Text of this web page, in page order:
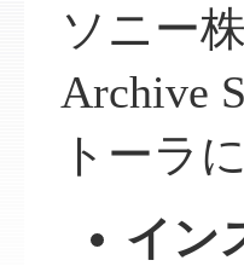
ソニー
Archive
トーラ
イン